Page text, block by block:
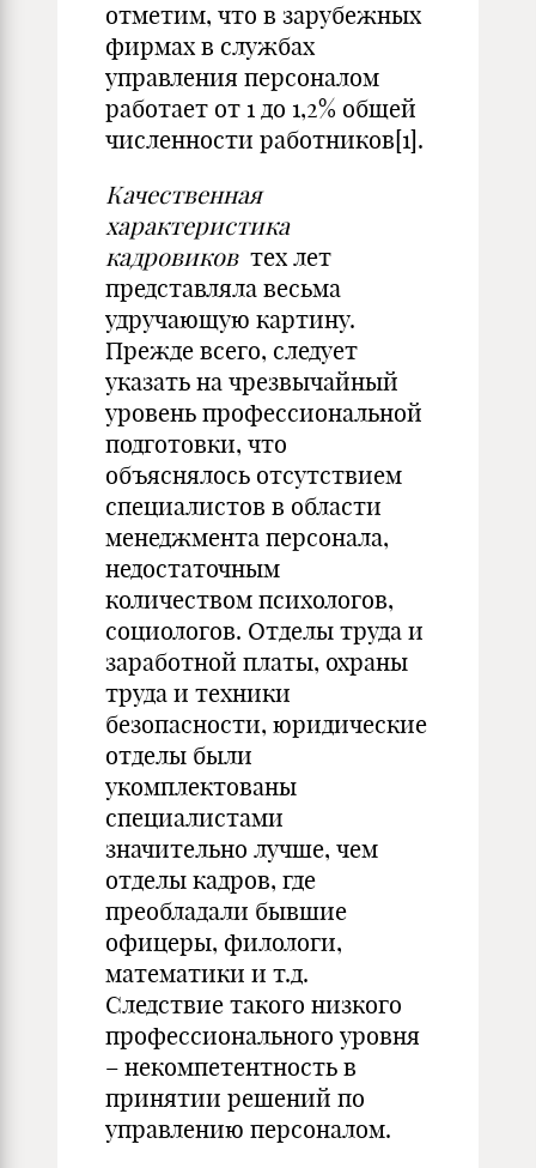
отметим, что в зарубежных
фирмах в службах
управления персоналом
работает от 1 до 1,2% общей
численности работников[1].
Качественная
характеристика
кадровиков тех лет
представляла весьма
удручающую картину.
Прежде всего, следует
указать на чрезвычайный
уровень профессиональной
подготовки, что
объяснялось отсутствием
специалистов в области
менеджмента персонала,
недостаточным
количеством психологов,
социологов. Отделы труда и
заработной платы, охраны
труда и техники
безопасности, юридические
отделы были
укомплектованы
специалистами
значительно лучше, чем
отделы кадров, где
преобладали бывшие
офицеры, филологи,
математики и т.д.
Следствие такого низкого
профессионального уровня
– некомпетентность в
принятии решений по
управлению персоналом.